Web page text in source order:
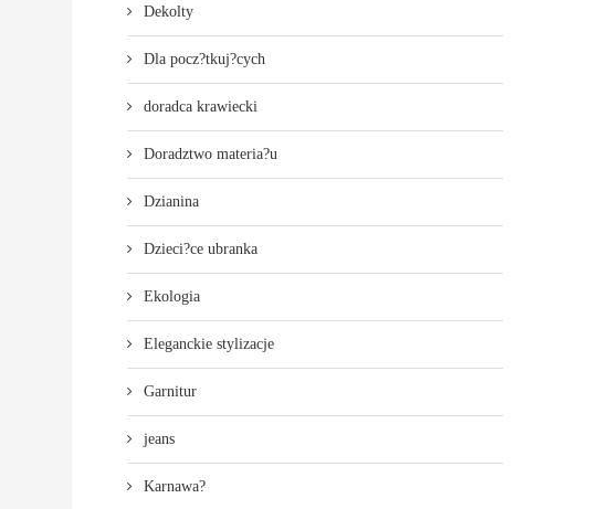
Dekolty
Dla pocz?tkuj?cych
doradca krawiecki
Doradztwo materia?u
Dzianina
Dzieci?ce ubranka
Ekologia
Eleganckie stylizacje
Garnitur
jeans
Karnawa?